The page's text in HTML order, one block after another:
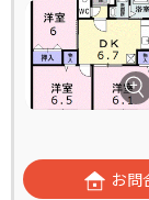
お問